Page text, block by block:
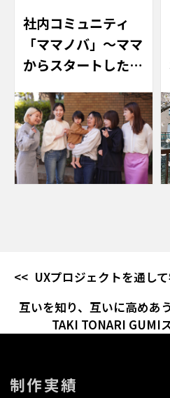
社内コミュニティ
「ママノバ」～ママ
からスタートした、
やすさ向上を目指す
取り組み～
UXプロジェクトを通し
互いを知り、互いに高めあ
TAKI TONARI GUMI
制作実績